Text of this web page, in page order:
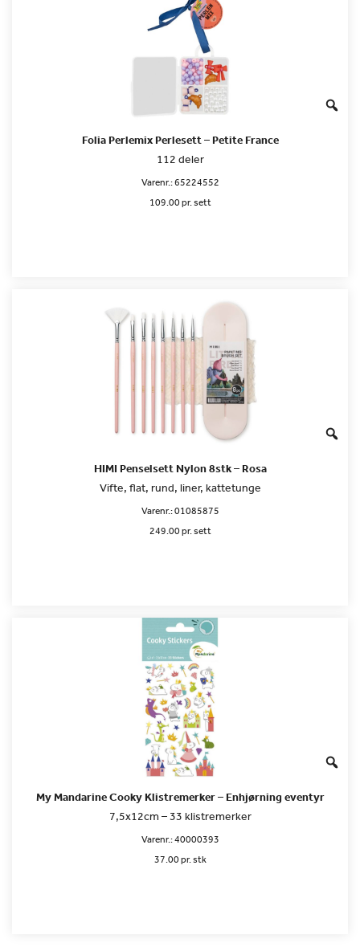
Folia Perlemix Perlesett – Petite France
112 deler
Varenr.:65224552
109.00 pr. sett
HIMI Penselsett Nylon 8stk – Rosa
Vifte, flat, rund, liner, kattetunge
Varenr.:01085875
249.00 pr. sett
My Mandarine Cooky Klistremerker – Enhjørning eventyr
7,5x12cm – 33 klistremerker
Varenr.:40000393
37.00 pr. stk